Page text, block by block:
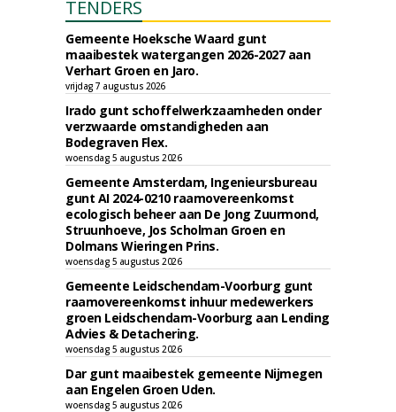
TENDERS
Gemeente Hoeksche Waard gunt
maaibestek watergangen 2026-2027 aan
Verhart Groen en Jaro.
vrijdag 7 augustus 2026
Irado gunt schoffelwerkzaamheden onder
verzwaarde omstandigheden aan
Bodegraven Flex.
woensdag 5 augustus 2026
Gemeente Amsterdam, Ingenieursbureau
gunt AI 2024-0210 raamovereenkomst
ecologisch beheer aan De Jong Zuurmond,
Struunhoeve, Jos Scholman Groen en
Dolmans Wieringen Prins.
woensdag 5 augustus 2026
Gemeente Leidschendam-Voorburg gunt
raamovereenkomst inhuur medewerkers
groen Leidschendam-Voorburg aan Lending
Advies & Detachering.
woensdag 5 augustus 2026
Dar gunt maaibestek gemeente Nijmegen
aan Engelen Groen Uden.
woensdag 5 augustus 2026